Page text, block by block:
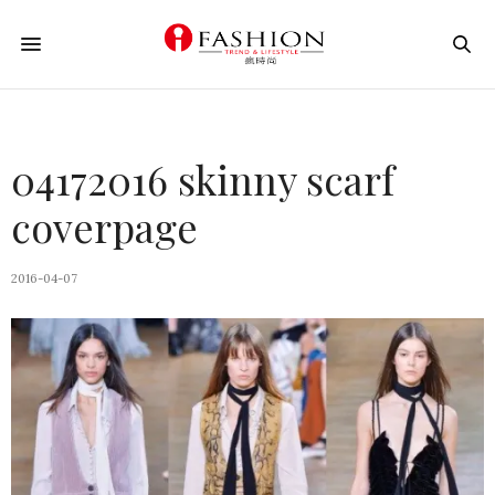
04172016 skinny scarf
coverpage
2016-04-07